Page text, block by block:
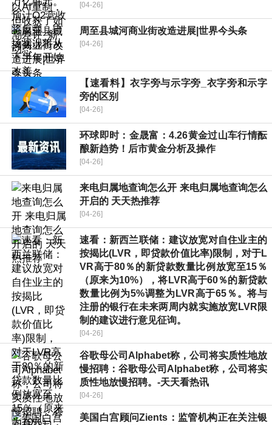
[04-26]
周至县城河商业街改造进展|世界今头条
[04-26]
【速看料】衣字旁与示字旁_衣字旁和示字
旁的区别
[04-26]
环球即时：金晟富：4.26黄金过山车行情酝
酿新趋势！后市黄金分析及操作
[04-26]
来电归属地查询怎么开 来电归属地查询怎么
开启的 天天热推荐
[04-26]
速看：新西兰联储：建议放宽对自住业主的
按揭比(LVR，即贷款价值比率)限制，对于L
VR高于80％的新贷款数量比例放宽至15％
（原来为10%），将LVR高于60％的新贷款
数量比例为5%调整为LVR高于65％。将与
注册的银行在未来两周内就实施放宽LVR限
制的建议进行意见征询。
[04-26]
谷歌母公司Alphabet称，公司将实质性地放
慢招聘：谷歌母公司Alphabet称，公司将实
质性地放慢招聘。-天天看热讯
[04-26]
美国白宫顾问Zients：监管机构正在关注银